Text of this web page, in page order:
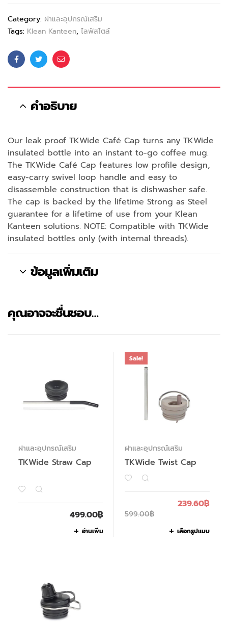
Category: ฝาและอุปกรณ์เสริม
Tags: Klean Kanteen, ไลฟ์สไตล์
FacebookTwitterEmail
คำอธิบาย
Our leak proof TKWide Café Cap turns any TKWide
insulated bottle into an instant to-go coffee mug.
The TKWide Café Cap features low profile design,
easy-carry swivel loop handle and easy to
disassemble construction that is dishwasher safe.
The cap is backed by the lifetime Strong as Steel
guarantee for a lifetime of use from your Klean
Kanteen solutions. NOTE: Compatible with TKWide
insulated bottles only (with internal threads).
ข้อมูลเพิ่มเติม
คุณอาจจะชื่นชอบ…
ฝาและอุปกรณ์เสริม
TKWide Straw Cap
499.00฿
อ่านเพิ่ม
Sale!
ฝาและอุปกรณ์เสริม
TKWide Twist Cap
599.00฿
239.60฿
เลือกรูปแบบ